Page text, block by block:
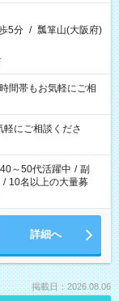
5分 / 瓢箪山(大阪府)
にご相談くださ
40～50代活躍中 / 副
/ 10名以上の大量募
詳細へ
掲載日：2026.08.06